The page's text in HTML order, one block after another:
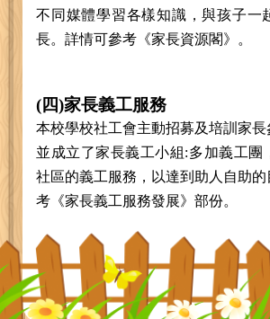
不同媒體學習各樣知識，與孩子一
長。詳情可參考《家長資源閣》。
(四)家長義工服務
本校學校社工會主動招募及培訓家長
並成立了家長義工小組:多加義工團
社區的義工服務，以達到助人自助
考《家長義工服務發展》部份。